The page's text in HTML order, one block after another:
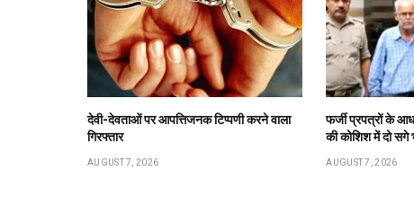
देवी-देवताओं पर आपत्तिजनक टिप्पणी करने वाला
गिरफ्तार
AUGUST 7, 2026
फर्जी प्रपत्रों के
की कोशिश में दो सगे
AUGUST 7, 2026